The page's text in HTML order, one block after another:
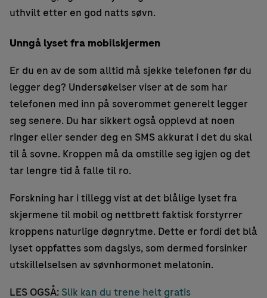
uthvilt etter en god natts søvn.
Unngå lyset fra mobilskjermen
Er du en av de som alltid må sjekke telefonen før du
legger deg? Undersøkelser viser at de som har
telefonen med inn på soverommet generelt legger
seg senere. Du har sikkert også opplevd at noen
ringer eller sender deg en SMS akkurat i det du skal
til å sovne. Kroppen må da omstille seg igjen og det
tar lengre tid å falle til ro.
Forskning har i tillegg vist at det blålige lyset fra
skjermene til mobil og nettbrett faktisk forstyrrer
kroppens naturlige døgnrytme. Dette er fordi det blå
lyset oppfattes som dagslys, som dermed forsinker
utskillelselsen av søvnhormonet melatonin.
LES OGSÅ: Slik kan du trene helt gratis